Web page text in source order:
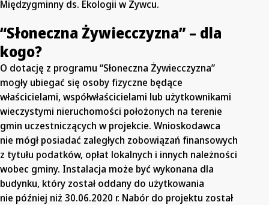
Międzygminny ds. Ekologii w Żywcu.
“Słoneczna Żywiecczyzna” – dla
kogo?
O dotację z programu “Słoneczna Żywiecczyzna”
mogły ubiegać się osoby fizyczne będące
właścicielami, współwłaścicielami lub użytkownikami
wieczystymi nieruchomości położonych na terenie
gmin uczestniczących w projekcie. Wnioskodawca
nie mógł posiadać zaległych zobowiązań finansowych
z tytułu podatków, opłat lokalnych i innych należności
wobec gminy. Instalacja może być wykonana dla
budynku, który został oddany do użytkowania
nie później niż 30.06.2020 r. Nabór do projektu został